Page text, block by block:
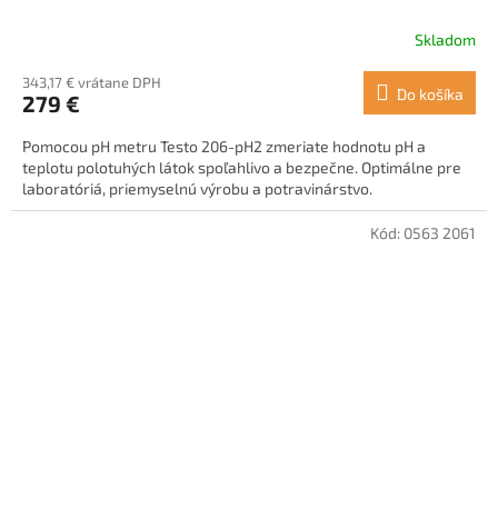
Skladom
343,17 € vrátane DPH
279 € Do košíka
Pomocou pH metru Testo 206-pH2 zmeriate hodnotu pH a
teplotu polotuhých látok spoľahlivo a bezpečne. Optimálne pre
laboratóriá, priemyselnú výrobu a potravinárstvo.
Kód: 0563 2061